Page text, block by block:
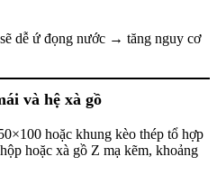
dễ ứ đọng nước → tăng nguy cơ
và hệ xà gồ
hoặc khung kèo thép tổ hợp
hoặc xà gồ Z mạ kẽm, khoảng